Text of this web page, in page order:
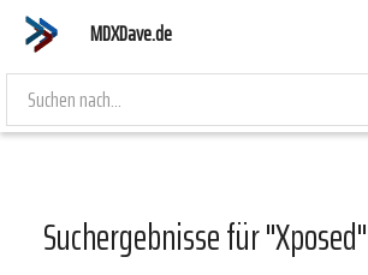
MDXDave.de
Suchergebnisse für "Xposed"